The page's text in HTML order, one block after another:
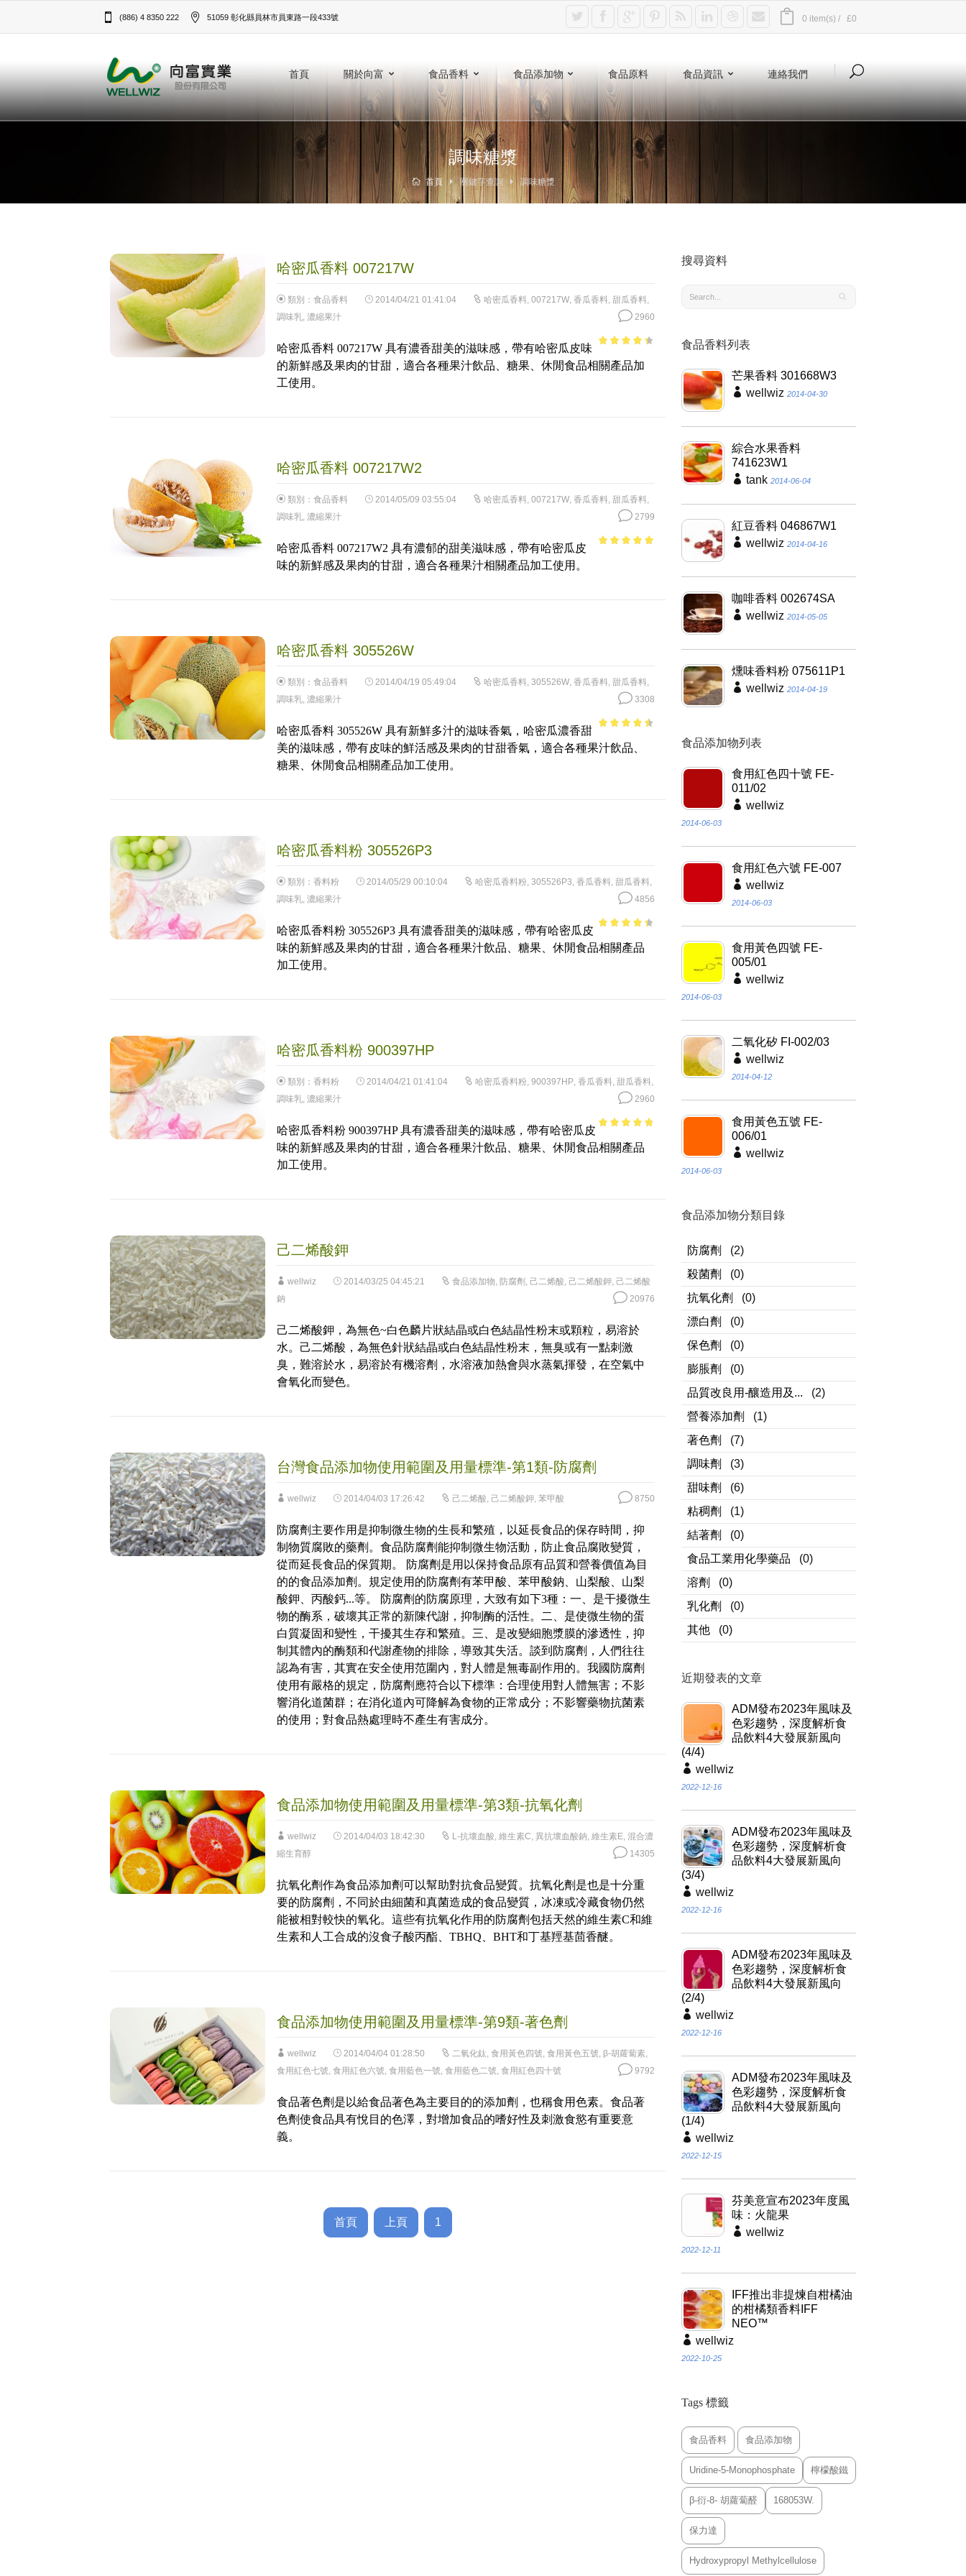
(886) 4 8350 222 51059 彰化縣員林市員東路一段433號‎ 0 item(s) / £0
首頁 關於向富 食品香料 食品添加物 食品原料 食品資訊 連絡我們
調味糖漿
首頁 關鍵字查詢 調味糖漿
哈密瓜香料 007217W
類別： 食品香料 2014/04/21 01:41:04 哈密瓜香料, 007217W, 香瓜香料, 甜瓜香料,
調味乳, 濃縮果汁 2960
5
哈密瓜香料 007217W 具有濃香甜美的滋味感，帶有哈密瓜皮味
的新鮮感及果肉的甘甜，適合各種果汁飲品、糖果、休閒食品相關產品加
工使用。
哈密瓜香料 007217W2
類別： 食品香料 2014/05/09 03:55:04 哈密瓜香料, 007217W, 香瓜香料, 甜瓜香料,
調味乳, 濃縮果汁 2799
哈密瓜香料 007217W2 具有濃郁的甜美滋味感，帶有哈密瓜皮
味的新鮮感及果肉的甘甜，適合各種果汁相關產品加工使用。
哈密瓜香料 305526W
類別： 食品香料 2014/04/19 05:49:04 哈密瓜香料, 305526W, 香瓜香料, 甜瓜香料,
調味乳, 濃縮果汁 3308
of 5
哈密瓜香料 305526W 具有新鮮多汁的滋味香氣，哈密瓜濃香甜
美的滋味感，帶有皮味的鮮活感及果肉的甘甜香氣，適合各種果汁飲品、
糖果、休閒食品相關產品加工使用。
哈密瓜香料粉 305526P3
類別： 香料粉 2014/05/29 00:10:04 哈密瓜香料粉, 305526P3, 香瓜香料, 甜瓜香料,
調味乳, 濃縮果汁 4856
of 5
哈密瓜香料粉 305526P3 具有濃香甜美的滋味感，帶有哈密瓜皮
味的新鮮感及果肉的甘甜，適合各種果汁飲品、糖果、休閒食品相關產品
加工使用。
哈密瓜香料粉 900397HP
類別： 香料粉 2014/04/21 01:41:04 哈密瓜香料粉, 900397HP, 香瓜香料, 甜瓜香料,
調味乳, 濃縮果汁 2960
5
哈密瓜香料粉 900397HP 具有濃香甜美的滋味感，帶有哈密瓜皮
味的新鮮感及果肉的甘甜，適合各種果汁飲品、糖果、休閒食品相關產品
加工使用。
己二烯酸鉀
wellwiz 2014/03/25 04:45:21 食品添加物, 防腐劑 , 己二烯酸, 己二烯酸鉀, 己二烯酸
鈉
20976
己二烯酸鉀，為無色~白色麟片狀結晶或白色結晶性粉末或顆粒，易溶於
水。己二烯酸，為無色針狀結晶或白色結晶性粉末，無臭或有一點刺激
臭，難溶於水，易溶於有機溶劑，水溶液加熱會與水蒸氣揮發，在空氣中
會氧化而變色。
台灣食品添加物使用範圍及用量標準-第1類-防腐劑
wellwiz 2014/04/03 17:26:42 己二烯酸, 己二烯酸鉀, 苯甲酸 8750
防腐劑主要作用是抑制微生物的生長和繁殖，以延長食品的保存時間，抑
制物質腐敗的藥劑。食品防腐劑能抑制微生物活動，防止食品腐敗變質，
從而延長食品的保質期。 防腐劑是用以保持食品原有品質和營養價值為目
的的食品添加劑。規定使用的防腐劑有苯甲酸、苯甲酸鈉、山梨酸、山梨
酸鉀、丙酸鈣...等。 防腐劑的防腐原理，大致有如下3種：一、是干擾微生
物的酶系，破壞其正常的新陳代謝，抑制酶的活性。二、是使微生物的蛋
白質凝固和變性，干擾其生存和繁殖。三、是改變細胞漿膜的滲透性，抑
制其體內的酶類和代謝產物的排除，導致其失活。談到防腐劑，人們往往
認為有害，其實在安全使用范圍內，對人體是無毒副作用的。我國防腐劑
使用有嚴格的規定，防腐劑應符合以下標準：合理使用對人體無害；不影
響消化道菌群；在消化道內可降解為食物的正常成分；不影響藥物抗菌素
的使用；對食品熱處理時不產生有害成分。
食品添加物使用範圍及用量標準-第3類-抗氧化劑
wellwiz 2014/04/03 18:42:30 L-抗壞血酸, 維生素C, 異抗壞血酸鈉, 維生素E, 混合濃
縮生育醇
14305
抗氧化劑作為食品添加劑可以幫助對抗食品變質。抗氧化劑是也是十分重
要的防腐劑，不同於由細菌和真菌造成的食品變質，冰凍或冷藏食物仍然
能被相對較快的氧化。這些有抗氧化作用的防腐劑包括天然的維生素C和維
生素和人工合成的沒食子酸丙酯、TBHQ、BHT和丁基羥基茴香醚。
食品添加物使用範圍及用量標準-第9類-著色劑
wellwiz 2014/04/04 01:28:50 二氧化鈦, 食用黃色四號, 食用黃色五號, β-胡蘿蔔素,
食用紅色七號, 食用紅色六號, 食用藍色一號, 食用藍色二號, 食用紅色四十號 9792
食品著色劑是以給食品著色為主要目的的添加劑，也稱食用色素。食品著
色劑使食品具有悅目的色澤，對增加食品的嗜好性及刺激食慾有重要意
義。
首頁 上頁 1
搜尋資料
食品香料列表
芒果香料 301668W3
wellwiz 2014-04-30
綜合水果香料
741623W1
tank 2014-06-04
紅豆香料 046867W1
wellwiz 2014-04-16
咖啡香料 002674SA
wellwiz 2014-05-05
燻味香料粉 075611P1
wellwiz 2014-04-19
食品添加物列表
食用紅色四十號 FE-
011/02
wellwiz
2014-06-03
食用紅色六號 FE-007
wellwiz
2014-06-03
食用黃色四號 FE-
005/01
wellwiz
2014-06-03
二氧化矽 FI-002/03
wellwiz
2014-04-12
食用黃色五號 FE-
006/01
wellwiz
2014-06-03
食品添加物分類目錄
防腐劑
(2)
殺菌劑
(0)
抗氧化劑
(0)
漂白劑
(0)
保色劑
(0)
膨脹劑
(0)
品質改良用-釀造用及...
(2)
營養添加劑
(1)
著色劑
(7)
調味劑
(3)
甜味劑
(6)
粘稠劑
(1)
結著劑
(0)
食品工業用化學藥品
(0)
溶劑
(0)
乳化劑
(0)
其他
(0)
近期發表的文章
ADM發布2023年風味及
色彩趨勢，深度解析食
品飲料4大發展新風向
(4/4)
wellwiz
2022-12-16
ADM發布2023年風味及
色彩趨勢，深度解析食
品飲料4大發展新風向
(3/4)
wellwiz
2022-12-16
ADM發布2023年風味及
色彩趨勢，深度解析食
品飲料4大發展新風向
(2/4)
wellwiz
2022-12-16
ADM發布2023年風味及
色彩趨勢，深度解析食
品飲料4大發展新風向
(1/4)
wellwiz
2022-12-15
芬美意宣布2023年度風
味：火龍果
wellwiz
2022-12-11
IFF推出非提煉自柑橘油
的柑橘類香料IFF
NEO™
wellwiz
2022-10-25
Tags 標籤
食品香料 食品添加物
Uridine-5-Monophosphate 檸檬酸鐵
β-衍-8- 胡蘿蔔醛 168053W.
保力達
Hydroxypropyl Methylcellulose